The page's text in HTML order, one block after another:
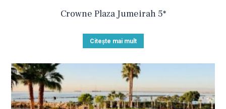
Crowne Plaza Jumeirah 5*
Citește mai mult